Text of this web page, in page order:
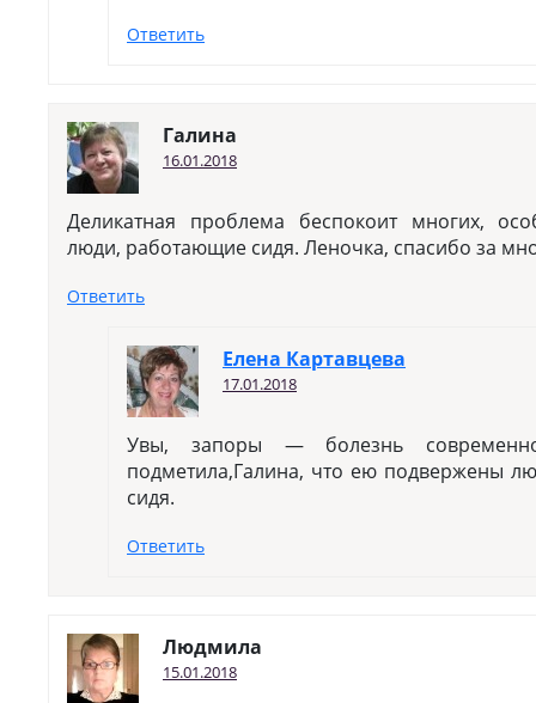
Ответить
Галина
16.01.2018
Деликатная проблема беспокоит многих,
люди, работающие сидя. Леночка, спасибо за
Ответить
Елена Картавцева
17.01.2018
Увы, запоры — болезнь
подметила,Галина, что ею подвержены
сидя.
Ответить
Людмила
15.01.2018